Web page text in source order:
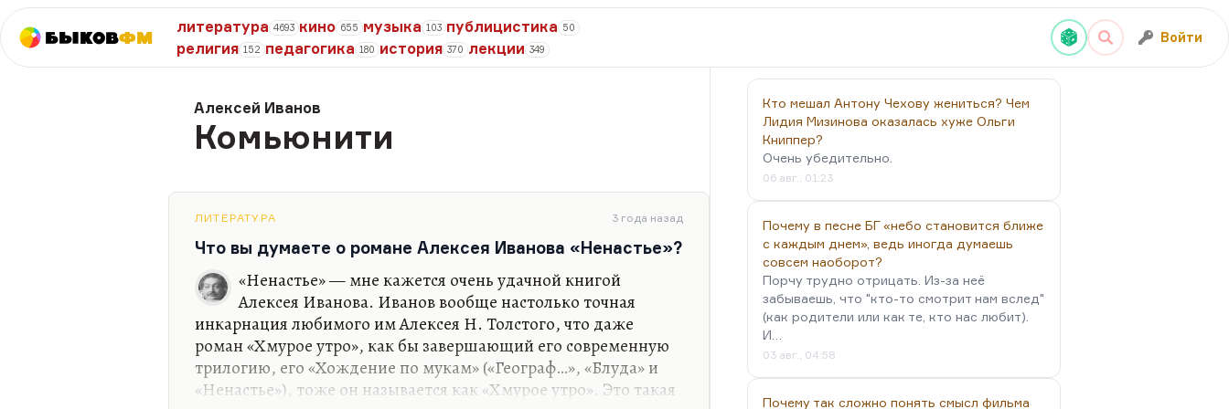
БыковФМ
литература 4693 кино 655 музыка 103 публицистика 50
религия 152 педагогика 180 история 370 лекции 349
Войти
Алексей Иванов
Комьюнити
ЛИТЕРАТУРА 3 года назад
Что вы думаете о романе Алексея Иванова «Ненастье»?
«Ненастье» — мне кажется очень удачной книгой
Алексея Иванова. Иванов вообще настолько точная
инкарнация любимого им Алексея Н. Толстого, что даже
роман «Хмурое утро», как бы завершающий его современную
трилогию, его «Хождение по мукам» («Географ…», «Блуда» и
«Ненастье»), тоже он называется как «Хмурое утро». Это такая
Кто мешал Антону Чехову жениться? Чем
Лидия Мизинова оказалась хуже Ольги
Книппер?
Очень убедительно.
06 авг., 01:23
Почему в песне БГ «небо становится ближе
с каждым днем», ведь иногда думаешь
совсем наоборот?
Порчу трудно отрицать. Из-за неё
забываешь, что "кто-то смотрит нам вслед"
(как родители или как те, кто нас любит).
И…
03 авг., 04:58
Почему так сложно понять смысл фильма